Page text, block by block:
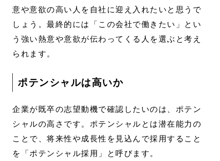
意や意欲の高い人を自社に迎え入れたいと思うで
しょう。最終的には「この会社で働きたい」とい
う強い熱意や意欲が伝わってくる人を選ぶと考え
られます。
ポテンシャルは高いか
企業が既卒の志望動機で確認したいのは、ポテン
シャルの高さです。ポテンシャルとは潜在能力の
ことで、将来性や成長性を見込んで採用すること
を「ポテンシャル採用」と呼びます。